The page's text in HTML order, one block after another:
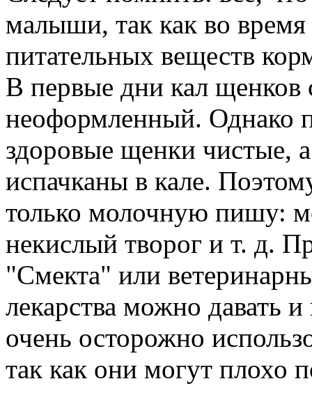
малыши, так как во время
питательных веществ
В первые дни кал щенков
неоформленный. Однако
здоровые щенки чистые,
испачканы в кале.
только молочную пишу:
некислый творог и т. д.
"Смекта" или
лекарства можно давать
очень осторожно
так как они могут плохо